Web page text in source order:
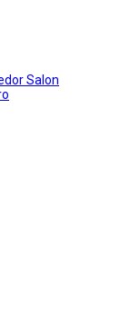
Salon